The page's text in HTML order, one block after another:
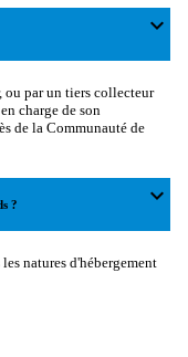
expand_more
ou par un tiers collecteur
charge de son
de la Communauté de
? expand_more
natures d'hébergement